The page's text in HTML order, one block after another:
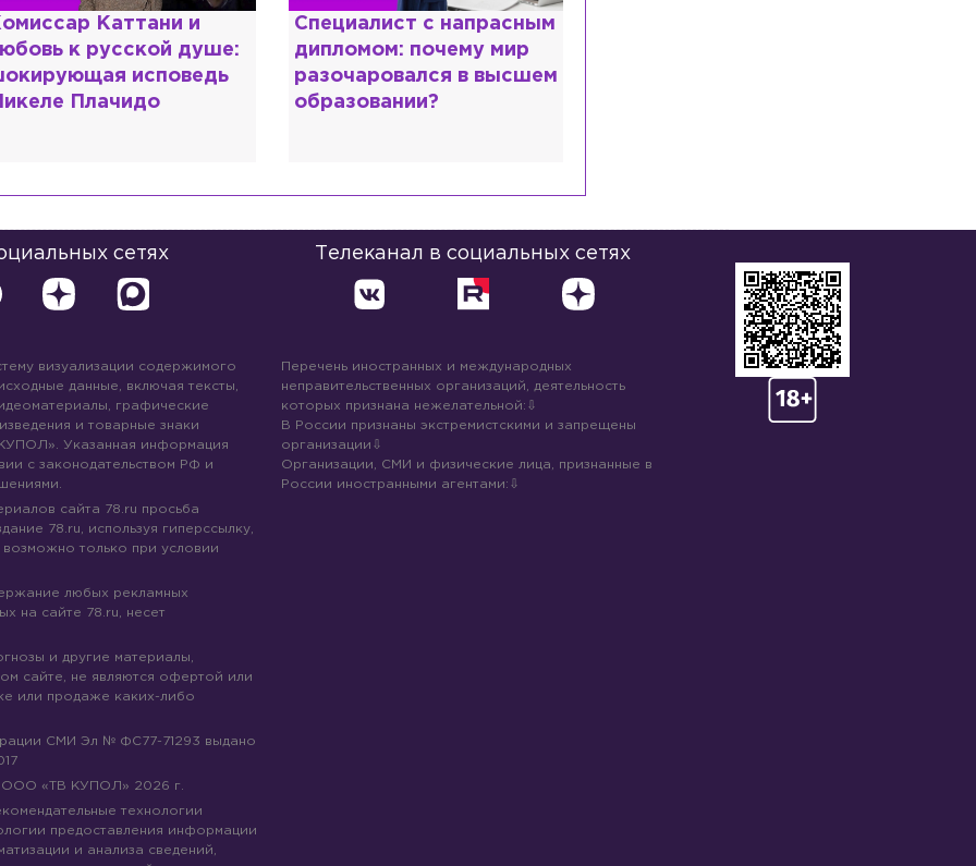
Каттани и
к русской душе:
исповедь
Плачидо
Специалист с напрасным
дипломом: почему мир
разочаровался в высшем
образовании?
сетях Телеканал в социальных сетях
визуализации содержимого
данные, включая тексты,
графические
и товарные знаки
Указанная информация
с законодательством РФ и
сайта 78.ru просьба
78.ru, используя гиперссылку,
возможно только при условии
любых рекламных
на сайте 78.ru, несет
и другие материалы,
сайте, не являются офертой или
или продаже каких-либо
СМИ Эл № ФС77-71293 выдано
ООО «ТВ КУПОЛ» 2026 г.
технологии
предоставления информации
и анализа сведений,
Перечень иностранных и международных
неправительственных организаций, деятельность
которых признана нежелательной:
В России признаны экстремистскими и запрещены
организации
Организации, СМИ и физические лица, признанные в
России иностранными агентами: